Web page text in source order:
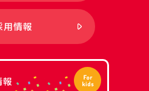
用情報